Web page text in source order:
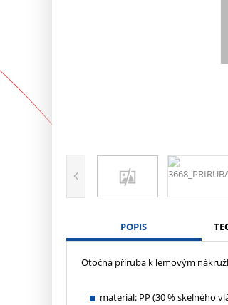
POPIS
Otočná příruba k lemovým
materiál: PP (30 % skelného